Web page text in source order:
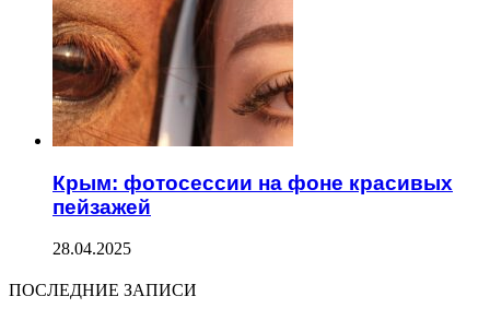
Крым: фотосессии на фоне красивых
пейзажей
28.04.2025
ПОСЛЕДНИЕ ЗАПИСИ